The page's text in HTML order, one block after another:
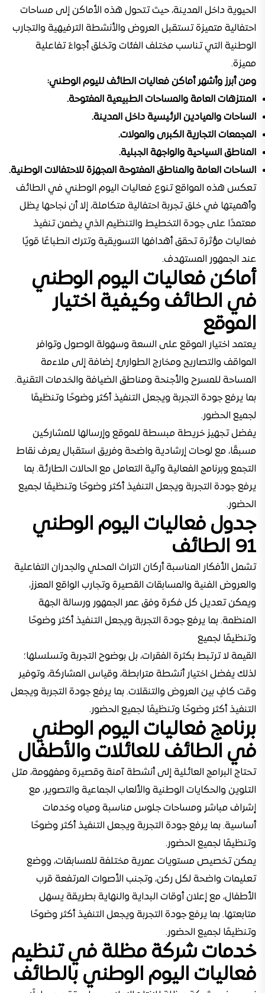
الحيوية داخل المدينة، حيث تتحول هذه الأماكن إلى مساحات
احتفالية متميزة تستقبل العروض والأنشطة الترفيهية والتجارب
الوطنية التي تناسب مختلف الفئات وتخلق أجواءً تفاعلية
مميزة.
ومن أبرز وأشهر أماكن فعاليات الطائف لليوم الوطني:
المنتزهات العامة والمساحات الطبيعية المفتوحة.
الساحات والميادين الرئيسية داخل المدينة.
المجمعات التجارية الكبرى والمولات.
المناطق السياحية والواجهة الجبلية.
الساحات العامة والمناطق المفتوحة المجهزة للاحتفالات الوطنية.
تعكس هذه المواقع تنوع فعاليات اليوم الوطني في الطائف
وأهميتها في خلق تجربة احتفالية متكاملة، إلا أن نجاحها يظل
معتمدًا على جودة التخطيط والتنظيم الذي يضمن تنفيذ
فعاليات مؤثرة تحقق أهدافها التسويقية وتترك انطباعًا قويًا
عند الجمهور المستهدف.
أماكن فعاليات اليوم الوطني
في الطائف وكيفية اختيار
الموقع
يعتمد اختيار الموقع على السعة وسهولة الوصول وتوافر
المواقف والتصاريح ومخارج الطوارئ، إضافة إلى ملاءمة
المساحة للمسرح والأجنحة ومناطق الضيافة والخدمات التقنية.
بما يرفع جودة التجربة ويجعل التنفيذ أكثر وضوحًا وتنظيمًا
لجميع الحضور.
يفضل تجهيز خريطة مبسطة للموقع وإرسالها للمشاركين
مسبقًا، مع لوحات إرشادية واضحة وفريق استقبال يعرف نقاط
التجمع وبرنامج الفعالية وآلية التعامل مع الحالات الطارئة. بما
يرفع جودة التجربة ويجعل التنفيذ أكثر وضوحًا وتنظيمًا لجميع
الحضور.
جدول فعاليات اليوم الوطني
91 الطائف
تشمل الأفكار المناسبة أركان التراث المحلي والجدران التفاعلية
والعروض الفنية والمسابقات القصيرة وتجارب الواقع المعزز،
ويمكن تعديل كل فكرة وفق عمر الجمهور ورسالة الجهة
المنظمة. بما يرفع جودة التجربة ويجعل التنفيذ أكثر وضوحًا
وتنظيمًا لجميع
القيمة لا ترتبط بكثرة الفقرات، بل بوضوح التجربة وتسلسلها؛
لذلك يفضل اختيار أنشطة مترابطة، وقياس المشاركة، وتوفير
وقت كافٍ بين العروض والتنقلات. بما يرفع جودة التجربة ويجعل
التنفيذ أكثر وضوحًا وتنظيمًا لجميع الحضور.
برنامج فعاليات اليوم الوطني
في الطائف للعائلات والأطفال
تحتاج البرامج العائلية إلى أنشطة آمنة وقصيرة ومفهومة، مثل
التلوين والحكايات الوطنية والألعاب الجماعية والتصوير، مع
إشراف مباشر ومساحات جلوس مناسبة ومياه وخدمات
أساسية. بما يرفع جودة التجربة ويجعل التنفيذ أكثر وضوحًا
وتنظيمًا لجميع الحضور.
يمكن تخصيص مستويات عمرية مختلفة للمسابقات، ووضع
تعليمات واضحة لكل ركن، وتجنب الأصوات المرتفعة قرب
الأطفال، مع إعلان أوقات البداية والنهاية بطريقة يسهل
متابعتها. بما يرفع جودة التجربة ويجعل التنفيذ أكثر وضوحًا
وتنظيمًا لجميع الحضور.
خدمات شركة مظلة في تنظيم
فعاليات اليوم الوطني بالطائف